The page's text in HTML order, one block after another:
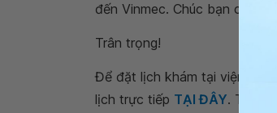
đến Vinmec. Chúc bạn có thật
Trân trọng!
Để đặt lịch khám tại viện,
lịch trực tiếp TẠI ĐÂY. Tải và